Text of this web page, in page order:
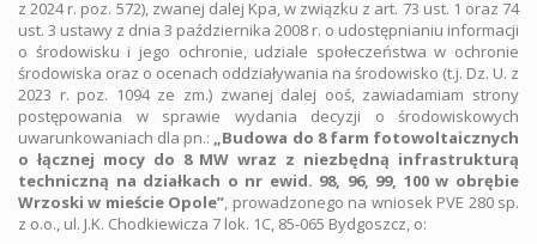
z 2024 r. poz. 572), zwanej dalej Kpa, w związku z art. 73 ust. 1 oraz 74
ust. 3 ustawy z dnia 3 października 2008 r. o udostępnianiu informacji
o środowisku i jego ochronie, udziale społeczeństwa w ochronie
środowiska oraz o ocenach oddziaływania na środowisko (t.j. Dz. U. z
2023 r. poz. 1094 ze zm.) zwanej dalej ooś, zawiadamiam strony
postępowania w sprawie wydania decyzji o środowiskowych
uwarunkowaniach dla pn.: „Budowa do 8 farm fotowoltaicznych
o łącznej mocy do 8 MW wraz z niezbędną infrastrukturą
techniczną na działkach o nr ewid. 98, 96, 99, 100 w obrębie
Wrzoski w mieście Opole”, prowadzonego na wniosek PVE 280 sp.
z o.o., ul. J.K. Chodkiewicza 7 lok. 1C, 85-065 Bydgoszcz, o: